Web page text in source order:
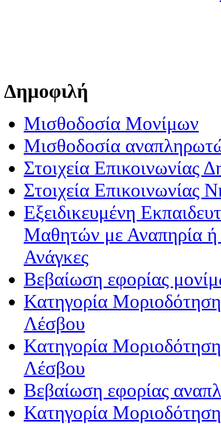
Δημοφιλή
Μισθοδοσία Μονίμων
Μισθοδοσία
Στοιχεία Επικοινωνίας
Στοιχεία Επικοινωνίας
Εξειδικευμένη
Μαθητών με Αναπηρία ή /
Ανάγκες
Βεβαίωση εφορίας
Κατηγορία
Λέσβου
Κατηγορία
Λέσβου
Βεβαίωση εφορίας
Κατηγορία